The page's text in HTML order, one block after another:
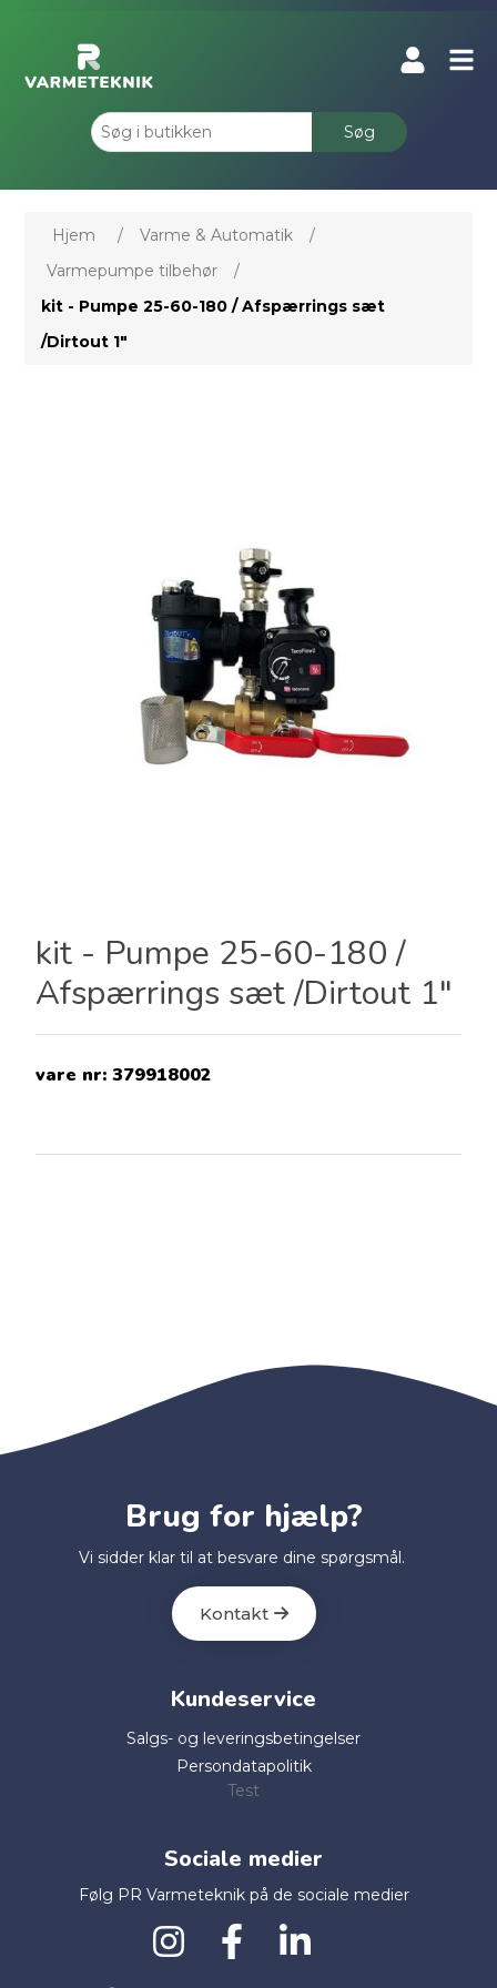
Søg
Hjem / Varme & Automatik
/
Varmepumpe tilbehør
/
kit - Pumpe 25-60-180 / Afspærrings sæt
/Dirtout 1"
kit - Pumpe 25-60-180 /
Afspærrings sæt /Dirtout 1"
vare nr:379918002
Brug for hjælp?
Vi sidder klar til at besvare dine spørgsmål.
Kontakt
Kundeservice
Salgs- og leveringsbetingelser
Persondatapolitik
Test
Sociale medier
Følg PR Varmeteknik på de sociale medier